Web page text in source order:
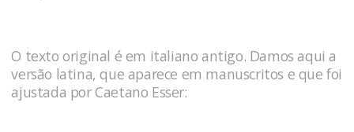
O texto original é em italiano antigo. Damos aqui a
versão latina, que aparece em manuscritos e que foi
ajustada por Caetano Esser: